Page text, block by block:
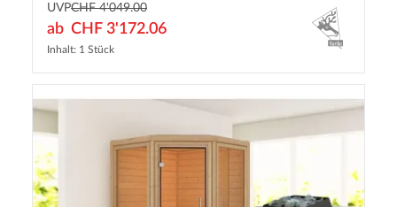
UVPCHF 4'049.00
ab CHF 3'172.06
Inhalt: 1 Stück